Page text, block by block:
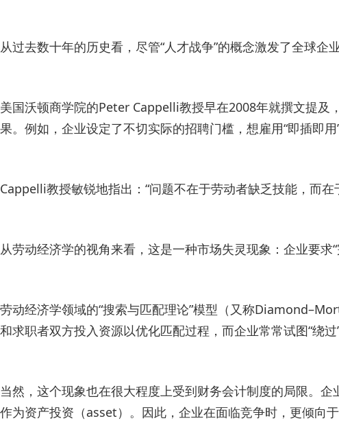
从过去数十年的历史看，尽管“人才战争”的概念激发了全球
美国沃顿商学院的Peter Cappelli教授早在2008年就撰文提及
果。例如，企业设定了不切实际的招聘门槛，想雇用“即插即
Cappelli教授敏锐地指出：“问题不在于劳动者缺乏技能，而
从劳动经济学的视角来看，这是一种市场失灵现象：企业要求“
劳动经济学领域的“搜索与匹配理论”模型（又称
和求职者双方投入资源以优化匹配过程，而企业常常试图“绕
当然，这个现象也在很大程度上受到财务会计制度的局限。
作为资产投资（asset）。因此，企业在面临竞争时，更倾向于